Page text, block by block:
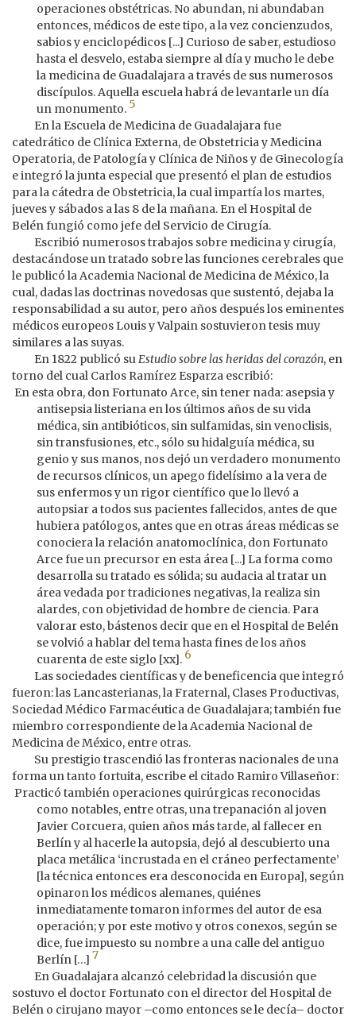
operaciones obstétricas. No abundan, ni abundaban
entonces, médicos de este tipo, a la vez concienzudos,
sabios y enciclopédicos [...] Curioso de saber, estudioso
hasta el desvelo, estaba siempre al día y mucho le debe
la medicina de Guadalajara a través de sus numerosos
discípulos. Aquella escuela habrá de levantarle un día
un monumento. 5
En la Escuela de Medicina de Guadalajara fue
catedrático de Clínica Externa, de Obstetricia y Medicina
Operatoria, de Patología y Clínica de Niños y de Ginecología
e integró la junta especial que presentó el plan de estudios
para la cátedra de Obstetricia, la cual impartía los martes,
jueves y sábados a las 8 de la mañana. En el Hospital de
Belén fungió como jefe del Servicio de Cirugía.
Escribió numerosos trabajos sobre medicina y cirugía,
destacándose un tratado sobre las funciones cerebrales que
le publicó la Academia Nacional de Medicina de México, la
cual, dadas las doctrinas novedosas que sustentó, dejaba la
responsabilidad a su autor, pero años después los eminentes
médicos europeos Louis y Valpain sostuvieron tesis muy
similares a las suyas.
En 1822 publicó suEstudio sobre las heridas del corazón, en
torno del cual Carlos Ramírez Esparza escribió:
En esta obra, don Fortunato Arce, sin tener nada: asepsia y
antisepsia listeriana en los últimos años de su vida
médica, sin antibióticos, sin sulfamidas, sin venoclisis,
sin transfusiones, etc., sólo su hidalguía médica, su
genio y sus manos, nos dejó un verdadero monumento
de recursos clínicos, un apego fidelísimo a la vera de
sus enfermos y un rigor científico que lo llevó a
autopsiar a todos sus pacientes fallecidos, antes de que
hubiera patólogos, antes que en otras áreas médicas se
conociera la relación anatomoclínica, don Fortunato
Arce fue un precursor en esta área [...] La forma como
desarrolla su tratado es sólida; su audacia al tratar un
área vedada por tradiciones negativas, la realiza sin
alardes, con objetividad de hombre de ciencia. Para
valorar esto, bástenos decir que en el Hospital de Belén
se volvió a hablar del tema hasta fines de los años
cuarenta de este siglo [xx]. 6
Las sociedades científicas y de beneficencia que integró
fueron: las Lancasterianas, la Fraternal, Clases Productivas,
Sociedad Médico Farmacéutica de Guadalajara; también fue
miembro correspondiente de la Academia Nacional de
Medicina de México, entre otras.
Su prestigio trascendió las fronteras nacionales de una
forma un tanto fortuita, escribe el citado Ramiro Villaseñor:
Practicó también operaciones quirúrgicas reconocidas
como notables, entre otras, una trepanación al joven
Javier Corcuera, quien años más tarde, al fallecer en
Berlín y al hacerle la autopsia, dejó al descubierto una
placa metálica ‘incrustada en el cráneo perfectamente’
[la técnica entonces era desconocida en Europa], según
opinaron los médicos alemanes, quiénes
inmediatamente tomaron informes del autor de esa
operación; y por este motivo y otros conexos, según se
dice, fue impuesto su nombre a una calle del antiguo
Berlín […] 7
En Guadalajara alcanzó celebridad la discusión que
sostuvo el doctor Fortunato con el director del Hospital de
Belén o cirujano mayor –como entonces se le decía– doctor